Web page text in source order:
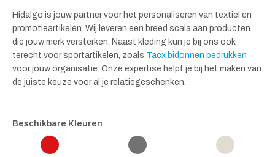
Hidalgo is jouw partner voor het personaliseren van textiel en
promotieartikelen. Wij leveren een breed scala aan producten
die jouw merk versterken. Naast kleding kun je bij ons ook
terecht voor sportartikelen, zoals Tacx bidonnen bedrukken
voor jouw organisatie. Onze expertise helpt je bij het maken van
de juiste keuze voor al je relatiegeschenken.
Beschikbare Kleuren